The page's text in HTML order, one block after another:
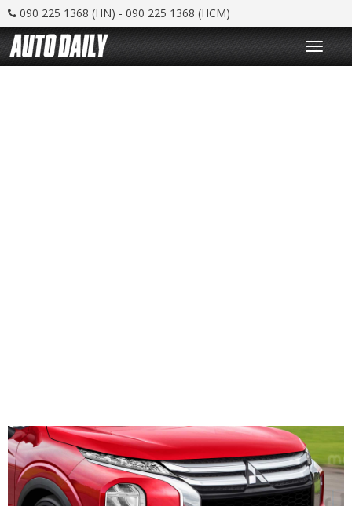
090 225 1368 (HN) - 090 225 1368 (HCM)
T
o
g